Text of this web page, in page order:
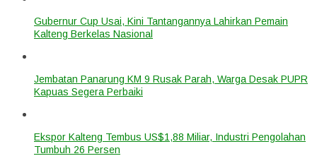
Gubernur Cup Usai, Kini Tantangannya Lahirkan Pemain
Kalteng Berkelas Nasional
Jembatan Panarung KM 9 Rusak Parah, Warga Desak PUPR
Kapuas Segera Perbaiki
Ekspor Kalteng Tembus US$1,88 Miliar, Industri Pengolahan
Tumbuh 26 Persen